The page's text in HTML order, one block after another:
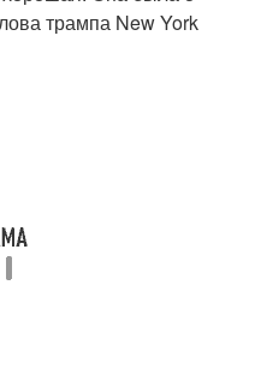
трампа New York